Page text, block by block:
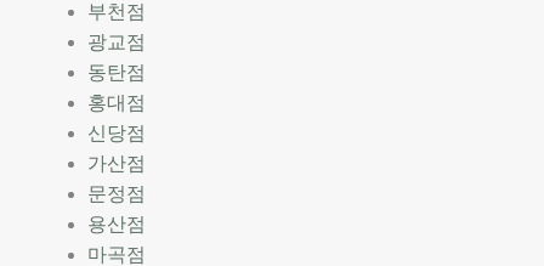
부천점
광교점
동탄점
홍대점
신당점
가산점
문정점
용산점
마곡점